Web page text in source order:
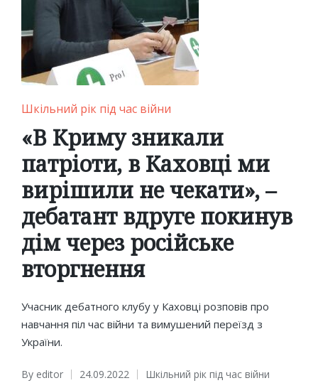
Posted
Шкільний рік під час війни
«В Криму зникали
патріоти, в Каховці ми
вирішили не чекати», –
дебатант вдруге покинув
дім через російське
вторгнення
Учасник дебатного клубу у Каховці розповів про
навчання піл час війни та вимушений переїзд з
України.
By editor 24.09.2022 Шкільний рік під час війни